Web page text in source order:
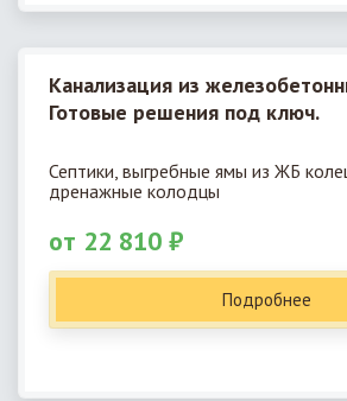
Канализация из
Готовые решения под ключ.
Септики, выгребные ямы из ЖБ
дренажные колодцы
от 22 810 ₽
Подробнее